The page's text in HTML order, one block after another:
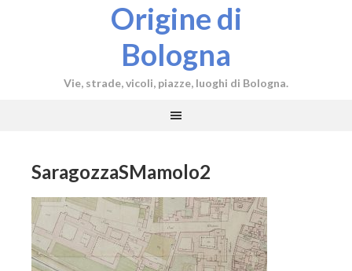
Origine di
Bologna
Vie, strade, vicoli, piazze, luoghi di Bologna.
SaragozzaSMamolo2